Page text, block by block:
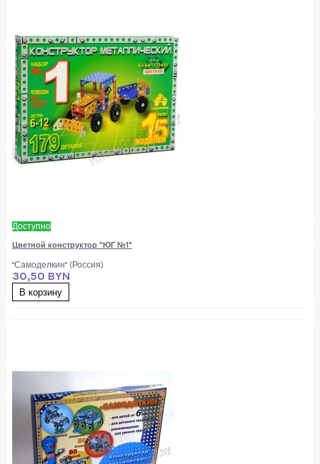
Доступно
Цветной конструктор "ЮГ №1"
"Самоделкин" (Россия)
30,50 BYN
В корзину